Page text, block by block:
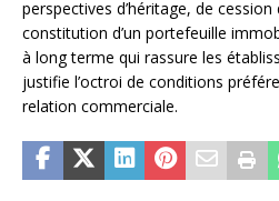
perspectives d’héritage, de cession
constitution d’un portefeuille
à long terme qui rassure les
justifie l’octroi de conditions
relation commerciale.